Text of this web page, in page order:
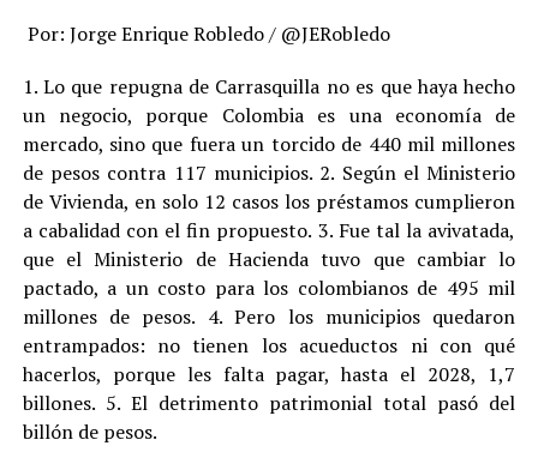
Por: Jorge Enrique Robledo / @JERobledo
1. Lo que repugna de Carrasquilla no es que haya hecho
un negocio, porque Colombia es una economía de
mercado, sino que fuera un torcido de 440 mil millones
de pesos contra 117 municipios. 2. Según el Ministerio
de Vivienda, en solo 12 casos los préstamos cumplieron
a cabalidad con el fin propuesto. 3. Fue tal la avivatada,
que el Ministerio de Hacienda tuvo que cambiar lo
pactado, a un costo para los colombianos de 495 mil
millones de pesos. 4. Pero los municipios quedaron
entrampados: no tienen los acueductos ni con qué
hacerlos, porque les falta pagar, hasta el 2028, 1,7
billones. 5. El detrimento patrimonial total pasó del
billón de pesos.